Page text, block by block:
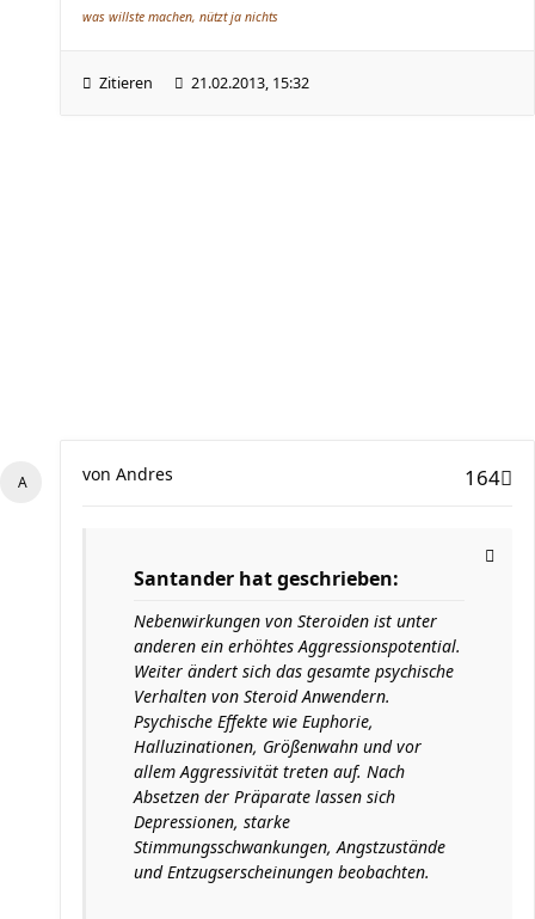
was willste machen, nützt ja nichts
Zitieren 21.02.2013, 15:32
164
von Andres
Santander hat geschrieben:
Nebenwirkungen von Steroiden ist unter
anderen ein erhöhtes Aggressionspotential.
Weiter ändert sich das gesamte psychische
Verhalten von Steroid Anwendern.
Psychische Effekte wie Euphorie,
Halluzinationen, Größenwahn und vor
allem Aggressivität treten auf. Nach
Absetzen der Präparate lassen sich
Depressionen, starke
Stimmungsschwankungen, Angstzustände
und Entzugserscheinungen beobachten.